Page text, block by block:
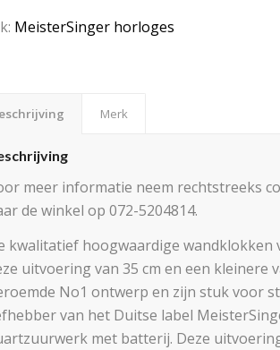
MeisterSinger horloges
Merk
meer informatie neem rechtstreeks
de winkel op 072-5204814.
kwalitatief hoogwaardige
uitvoering van 35 cm en een kleinere
No1 ontwerp en zijn stuk voor
van het Duitse label
met batterij. Deze